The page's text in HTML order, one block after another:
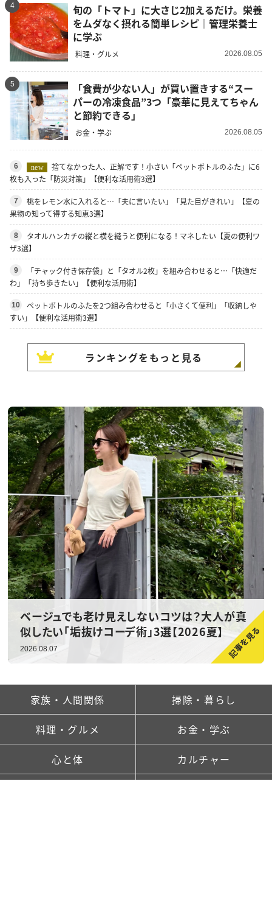
4
旬の「トマト」に大さじ2加えるだけ。栄養
をムダなく摂れる簡単レシピ｜管理栄養士
に学ぶ
料理・グルメ 2026.08.05
5
「食費が少ない人」が買い置きする“スー
パーの冷凍食品”3つ「豪華に見えてちゃん
と節約できる」
お金・学ぶ 2026.08.05
6 new
捨てなかった人、正解です！小さい「ペットボトルのふた」に6
枚も入った「防災対策」【便利な活用術3選】
7
桃をレモン水に入れると…「夫に言いたい」「見た目がきれい」【夏の
果物の知って得する知恵3選】
8
タオルハンカチの縦と横を縫うと便利になる！マネしたい【夏の便利ワ
ザ3選】
9
「チャック付き保存袋」と「タオル2枚」を組み合わせると…「快適だ
わ」「持ち歩きたい」【便利な活用術】
10
ペットボトルのふたを2つ組み合わせると「小さくて便利」「収納しや
すい」【便利な活用術3選】
ランキングをもっと見る
ベージュでも老け見えしないコツは？大人が真
似したい「垢抜けコーデ術」3選【2026夏】
2026.08.07
家族・人間関係 掃除・暮らし
料理・グルメ お金・学ぶ
心と体 カルチャー